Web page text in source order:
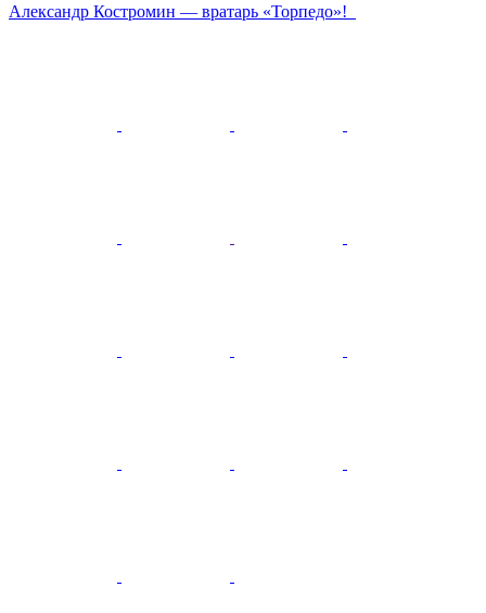
Александр Костромин — вратарь «Торпедо»!